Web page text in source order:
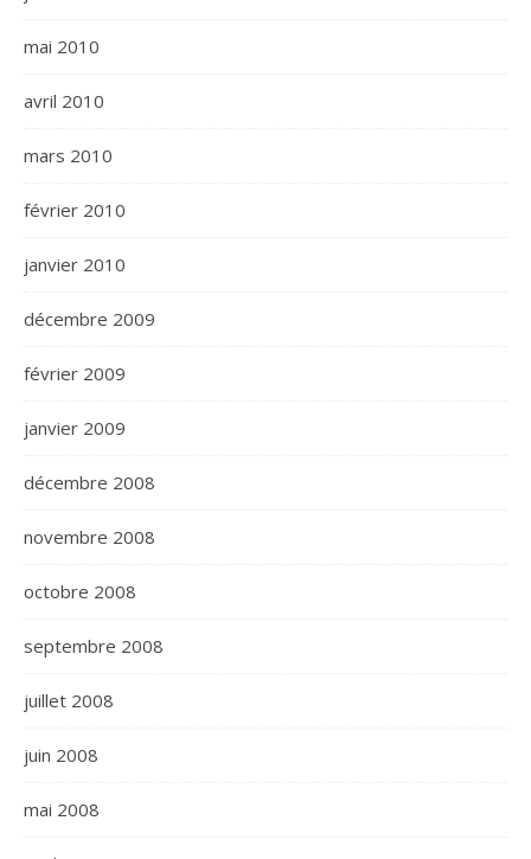
mai 2010
avril 2010
mars 2010
février 2010
janvier 2010
décembre 2009
février 2009
janvier 2009
décembre 2008
novembre 2008
octobre 2008
septembre 2008
juillet 2008
juin 2008
mai 2008